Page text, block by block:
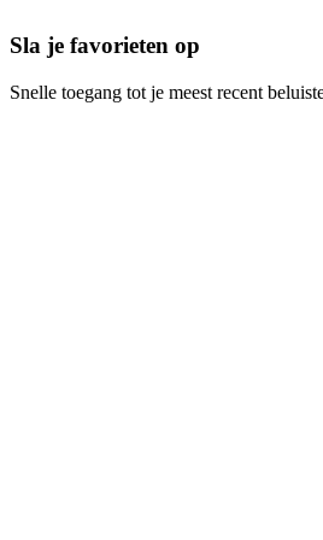
Sla je favorieten op
Snelle toegang tot je meest recent